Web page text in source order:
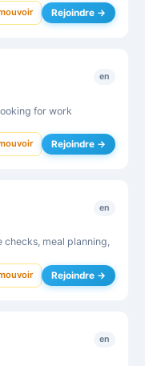
Rejoindre →
en
for work
Rejoindre →
en
meal planning,
Rejoindre →
en